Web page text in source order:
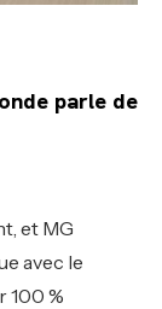
parle de
et MG
avec le
100 %